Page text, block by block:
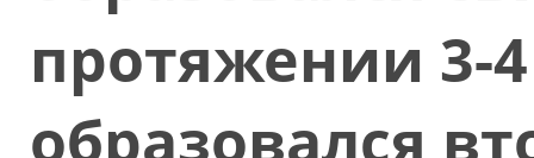
протяжении 3-
образовался